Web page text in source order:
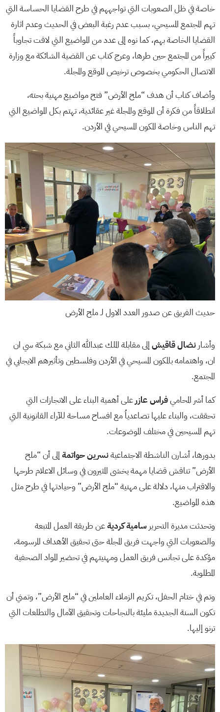
خاصة في ظل الصعوبات التي تواجههم في طرح القضايا الحساسة التي
تهم المجتمع المسيحي، بسبب عدم رغبة البعض في الحديث وعدم اثارة
القضايا الخاصة بهم، كما نوه إلى عدد من المواضيع التي لاقت تجاوباً
كبيراً من المجتمع حين طرها، وعرج كتاب عن القضية الشائكة مع وزارة
الاتصال الحكومي بخصوص ترخيص الموقع والمجلة.
وأضاف كتاب أن هدف “ملح الأرض” فتح مواضيع مهنية بحته،
انطلاقاً من فكرة أن الموقع والمجلة غير عقائدية، تهتم بكل المواضيع التي
تهم الناس وخاصة المكون المسيحي في الأردن.
حديث الفريق عن صدور العدد الاول لـ ملح الأرض
وأشار نضال قاقيش إلى مقابلة الملك عبدالله الثاني مع شبكة سي ان
ان، واهتمامه بالمكون المسيحي في الأردن وفلسطين وتأثيرهم الايجابي في
المجتمع.
كما أشر المحاميفراس عازر على أهمية البناء على الانجازات التي
تحققت، والبناء عليها تصاعدياُ مع افساح مساحة للآراء القانونية التي
تهم المسيحين في مختلف الموضوعات.
بدورها، أشارن الناشطة الاجتماعيةنسرين حواتمة إلى أن “ملح
الأرض” تناقش قضايا مهمة يخشى المثيرون في وسائل الاعلام طرحها
والاقتراب منها، دلالة على مهنية “ملح الأرض” وحيادتها في طرح مثل
هذه المواضيع.
وتحدثت مديرة التحرير سامية كرديةعن طريقة العمل المتبعة
والصعوبات التي واجهت فريق المجلة حتى تحقيق الأهداف المرسومة،
مؤكدة على تجانس فريق العمل ومهنيتهم في تحضير المواد الصحفية
المطلوبة.
وتم في ختام الحفل، تكريم الزملاء العاملين في “ملح الأرض”، وتمني أن
تكون السنة الجديدة مليئة بالنجاحات وتحقيق الآمال والتطلعات التي
ترنو إليها.